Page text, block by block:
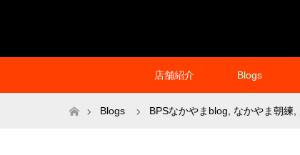
店舗紹介 Blogs
ホームBlogs BPSなかやまblog なかやま朝練